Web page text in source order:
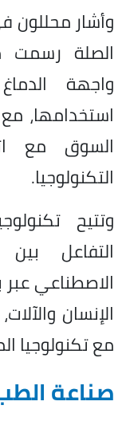
وأشار محللون
الصلة رسمت
واجهة
استخدامها،
السوق مع
التكنولوجيا.
وتتيح
التفاعل بين
الاصطناعي عبر
الإنسان
مع تكنولوجيا
صناعة